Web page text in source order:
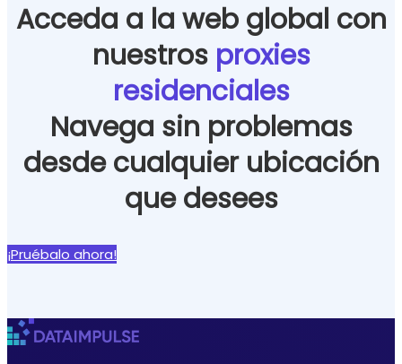
Acceda a la web global con
nuestros proxies
residenciales
Navega sin problemas
desde cualquier ubicación
que desees
¡Pruébalo ahora!